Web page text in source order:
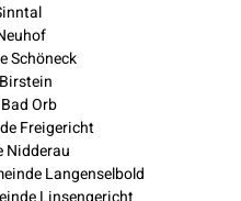
Schöneck
Orb
Freigericht
Nidderau
Langenselbold